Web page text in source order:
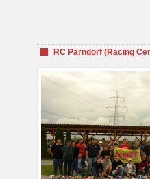
RC Parndorf (Racing